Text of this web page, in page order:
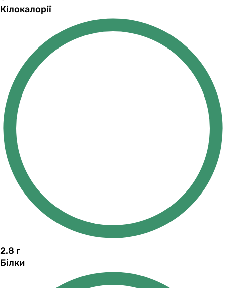
Кілокалорії
2.8 г
Білки